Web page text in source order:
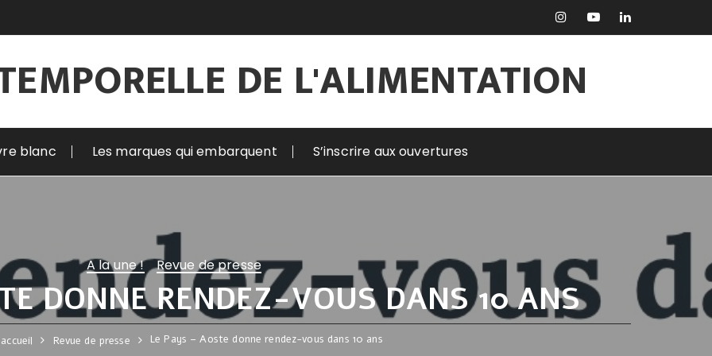
DE L'ALIMENTATION
blanc Les marques qui embarquent S’inscrire aux ouvertures
A la une ! Revue de presse
DONNE RENDEZ-VOUS DANS 10 ANS
Revue de presse Le Pays – Aoste donne rendez-vous dans 10 ans